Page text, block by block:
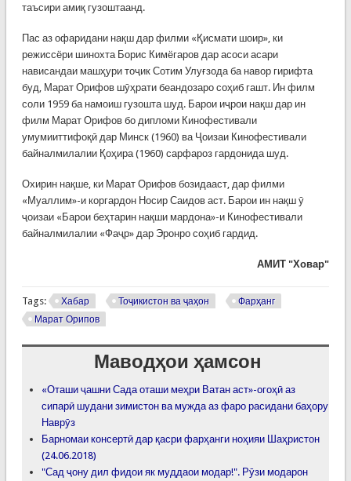
таъсири амиқ гузоштаанд.
Пас аз офаридани нақш дар филми «Қисмати шоир», ки
режиссёри шинохта Борис Кимёгаров дар асоси асари
нависандаи машҳури тоҷик Сотим Улуғзода ба навор гирифта
буд, Марат Орифов шӯҳрати беандозаро соҳиб гашт. Ин филм
соли 1959 ба намоиш гузошта шуд. Барои иҷрои нақш дар ин
филм Марат Орифов бо дипломи Кинофестивали
умумииттифоқӣ дар Минск (1960) ва Ҷоизаи Кинофестивали
байналмилалии Қоҳира (1960) сарфароз гардонида шуд.
Охирин нақше, ки Марат Орифов бозидааст, дар филми
«Муаллим»-и коргардон Носир Саидов аст. Барои ин нақш ӯ
ҷоизаи «Барои беҳтарин нақши мардона»-и Кинофестивали
байналмилалии «Фаҷр» дар Эронро соҳиб гардид.
АМИТ "Ховар"
Tags: Хабар Тоҷикистон ва ҷаҳон
Фарҳанг
Марат Орипов
Маводҳои ҳамсон
«Оташи ҷашни Сада оташи меҳри Ватан аст»-огоҳӣ аз
сипарӣ шудани зимистон ва мужда аз фаро расидани баҳору
Наврӯз
Барномаи консертӣ дар қасри фарҳанги ноҳияи Шаҳристон
(24.06.2018)
"Сад ҷону дил фидои як муддаои модар!". Рӯзи модарон